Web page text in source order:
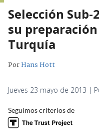
Selección
su
Turquía
PorHans Hott
Jueves 23 mayo de 2013 |
Seguimos criterios de